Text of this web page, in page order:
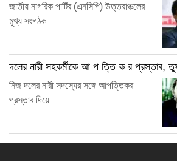
জাতীয় নাগরিক পার্টির (এনসিপি) উত্তরাঞ্চলের
মুখ্য সংগঠক
দলের নারী সহকর্মীকে আ প ত্তি ক র প্রস্তাব,
নিজ দলের নারী সদস্যের সঙ্গে আপত্তিকর
প্রস্তাব দিয়ে